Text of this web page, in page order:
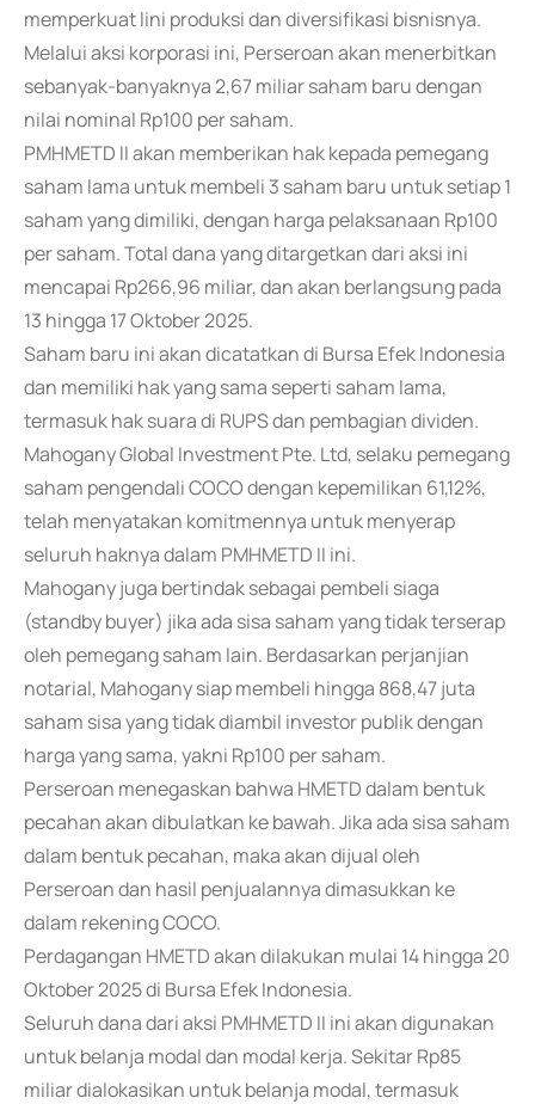
memperkuat lini produksi dan diversifikasi bisnisnya.
Melalui aksi korporasi ini, Perseroan akan menerbitkan
sebanyak-banyaknya 2,67 miliar saham baru dengan
nilai nominal Rp100 per saham.
PMHMETD II akan memberikan hak kepada pemegang
saham lama untuk membeli 3 saham baru untuk setiap 1
saham yang dimiliki, dengan harga pelaksanaan Rp100
per saham. Total dana yang ditargetkan dari aksi ini
mencapai Rp266,96 miliar, dan akan berlangsung pada
13 hingga 17 Oktober 2025.
Saham baru ini akan dicatatkan di Bursa Efek Indonesia
dan memiliki hak yang sama seperti saham lama,
termasuk hak suara di RUPS dan pembagian dividen.
Mahogany Global Investment Pte. Ltd, selaku pemegang
saham pengendali COCO dengan kepemilikan 61,12%,
telah menyatakan komitmennya untuk menyerap
seluruh haknya dalam PMHMETD II ini.
Mahogany juga bertindak sebagai pembeli siaga
(standby buyer) jika ada sisa saham yang tidak terserap
oleh pemegang saham lain. Berdasarkan perjanjian
notarial, Mahogany siap membeli hingga 868,47 juta
saham sisa yang tidak diambil investor publik dengan
harga yang sama, yakni Rp100 per saham.
Perseroan menegaskan bahwa HMETD dalam bentuk
pecahan akan dibulatkan ke bawah. Jika ada sisa saham
dalam bentuk pecahan, maka akan dijual oleh
Perseroan dan hasil penjualannya dimasukkan ke
dalam rekening COCO.
Perdagangan HMETD akan dilakukan mulai 14 hingga 20
Oktober 2025 di Bursa Efek Indonesia.
Seluruh dana dari aksi PMHMETD II ini akan digunakan
untuk belanja modal dan modal kerja. Sekitar Rp85
miliar dialokasikan untuk belanja modal, termasuk